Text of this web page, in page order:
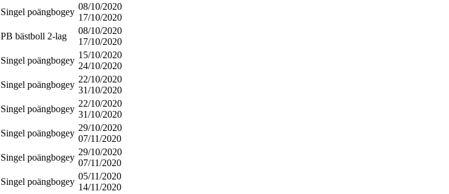
Singel poängbogey
08/10/2020
17/10/2020
PB bästboll 2-lag
08/10/2020
17/10/2020
Singel poängbogey
15/10/2020
24/10/2020
Singel poängbogey
22/10/2020
31/10/2020
Singel poängbogey
22/10/2020
31/10/2020
Singel poängbogey
29/10/2020
07/11/2020
Singel poängbogey
29/10/2020
07/11/2020
Singel poängbogey
05/11/2020
14/11/2020